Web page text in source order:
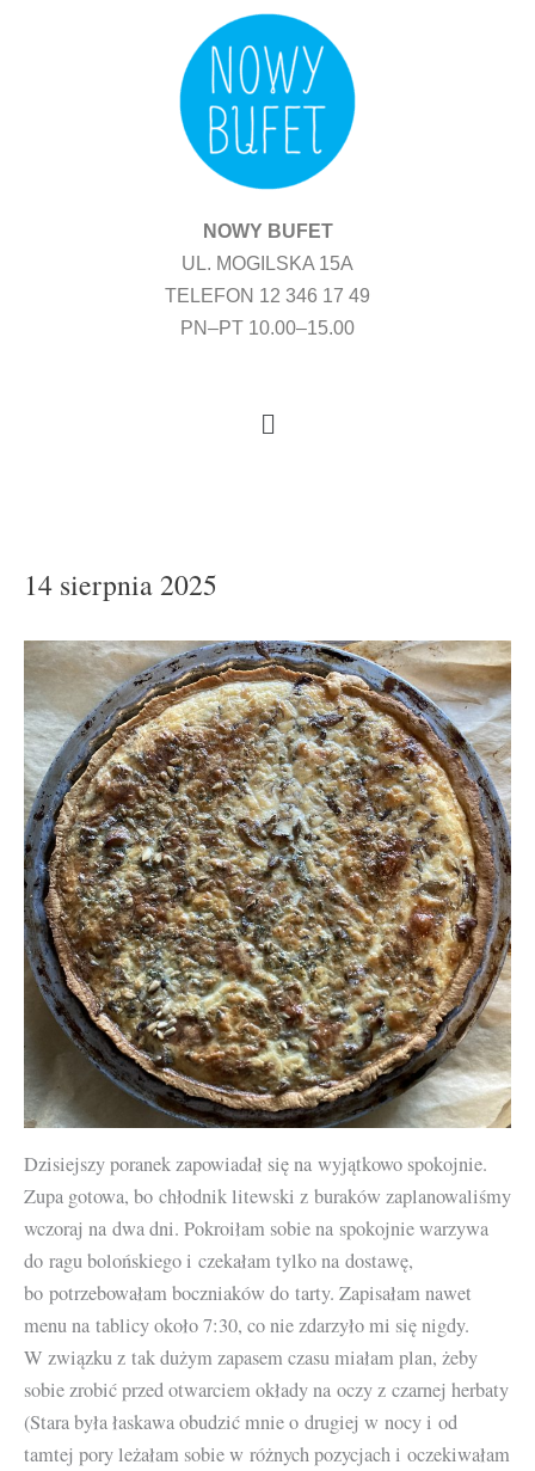
NOWY BUFET
UL. MOGILSKA 15A
TELEFON 12 346 17 49
PN–PT 10.00–15.00
Menu
14 sierpnia 2025
Dzisiejszy poranek zapowiadał się na wyjątkowo spokojnie.
Zupa gotowa, bo chłodnik litewski z buraków zaplanowaliśmy
wczoraj na dwa dni. Pokroiłam sobie na spokojnie warzywa
do ragu bolońskiego i czekałam tylko na dostawę,
bo potrzebowałam boczniaków do tarty. Zapisałam nawet
menu na tablicy około 7:30, co nie zdarzyło mi się nigdy.
W związku z tak dużym zapasem czasu miałam plan, żeby
sobie zrobić przed otwarciem okłady na oczy z czarnej herbaty
(Stara była łaskawa obudzić mnie o drugiej w nocy i od
tamtej pory leżałam sobie w różnych pozycjach i oczekiwałam